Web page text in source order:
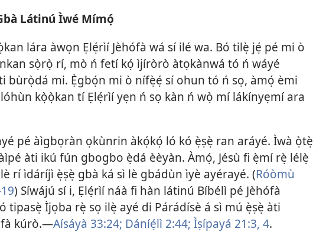
Látinú Ìwé Mímọ́
lára àwọn Ẹlẹ́rìí Jèhófà wá sí ilé wa. Bó tilẹ̀ jẹ́ pé mi ò
sọ̀rọ̀ rí, mò ń fetí kọ́ ìjíròrò àtọkànwá tó ń wáyé
bùrọ̀dá mi. Ẹ̀gbọ́n mi ò nífẹ̀ẹ́ sí ohun tó ń sọ, àmọ́ èmi
kọ̀ọ̀kan tí Ẹlẹ́rìí yẹn ń sọ kàn ń wọ̀ mí lákínyẹmí ara
pé àìgbọràn ọkùnrin àkọ́kọ́ ló kó ẹ̀ṣẹ̀ ran aráyé. Ìwà ọ̀tẹ̀
àti ikú fún gbogbo ẹ̀dá èèyàn. Àmọ́, Jésù fi ẹ̀mí rẹ̀ lélẹ̀
rí ìdáríjì ẹ̀ṣẹ̀ gbà ká sì lè gbádùn ìyè ayérayé. (Róòmù
) Síwájú sí i, Ẹlẹ́rìí náà fi hàn látinú Bíbélì pé Jèhófà
tipasẹ̀ Ìjọba rẹ̀ sọ ilẹ̀ ayé di Párádísè á sì mú ẹ̀ṣẹ̀ àti
fà kúrò.—Aísáyà 33:24; Dáníẹ́lì 2:44; Ìṣípayá 21:3, 4.